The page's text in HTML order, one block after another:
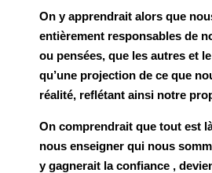
On y apprendrait alors que
entièrement responsables de
ou pensées, que les autres et
qu’une projection de ce que
réalité, reflétant ainsi notre
On comprendrait que tout est
nous enseigner qui nous
y gagnerait la confiance ,